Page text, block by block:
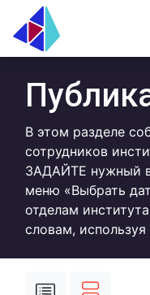
В этом разделе
сотрудников
ЗАДАЙТЕ нужный
меню «Выбрать
отделам
словам,